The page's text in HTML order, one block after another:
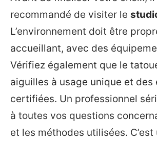
recommandé de visiter le
L’environnement doit être
accueillant, avec des
Vérifiez également que le
aiguilles à usage unique et des
certifiées. Un professionnel
à toutes vos questions
et les méthodes utilisées.